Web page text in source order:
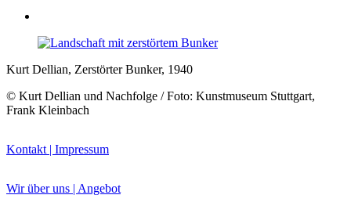
Kunstausflüge mit Sigrid Balke
Buchtipps von Uli Rothfuss
Hausbesuche
Kurt Dellian, Zerstörter Bunker, 1940
© Kurt Dellian und Nachfolge / Foto: Kunstmuseum Stuttgart,
Frank Kleinbach
Kontakt | Impressum
Wir über uns | Angebot